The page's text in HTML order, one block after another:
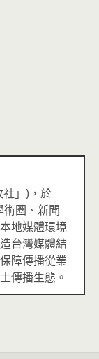
」)，於
術圈、新聞
地媒體環境
台灣媒體結
障傳播從業
傳播生態。